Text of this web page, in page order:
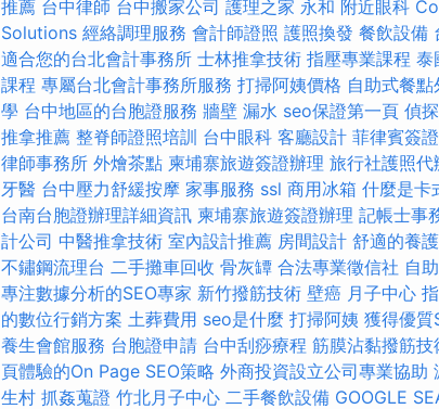
推薦 台中律師 台中搬家公司 護理之家 永和 附近眼科
Solutions 經絡調理服務 會計師證照 護照換發 餐飲設備
適合您的台北會計事務所 士林推拿技術 指壓專業課程 泰
課程 專屬台北會計事務所服務 打掃阿姨價格 自助式餐點
學 台中地區的台胞證服務 牆壁 漏水 seo保證第一頁 偵
推拿推薦 整脊師證照培訓 台中眼科 客廳設計 菲律賓簽
律師事務所 外燴茶點 柬埔寨旅遊簽證辦理 旅行社護照代
牙醫 台中壓力舒緩按摩 家事服務 ssl 商用冰箱 什麼是卡
台南台胞證辦理詳細資訊 柬埔寨旅遊簽證辦理 記帳士事
計公司 中醫推拿技術 室內設計推薦 房間設計 舒適的養
不鏽鋼流理台 二手攤車回收 骨灰罈 合法專業徵信社 自
專注數據分析的SEO專家 新竹撥筋技術 壁癌 月子中心
的數位行銷方案 土葬費用 seo是什麼 打掃阿姨 獲得優質
養生會館服務 台胞證申請 台中刮痧療程 筋膜沾黏撥筋技
頁體驗的On Page SEO策略 外商投資設立公司專業協助
生村 抓姦蒐證 竹北月子中心 二手餐飲設備 GOOGLE